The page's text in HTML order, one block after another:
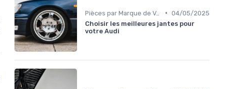
Pièces par Marque de Voiture • 04/05/2025
Choisir les meilleures jantes pour
votre Audi